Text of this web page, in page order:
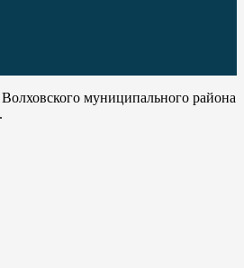
муниципального района